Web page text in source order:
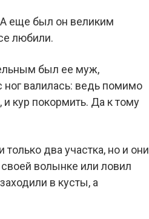
еще был он великим
любили.
был ее муж,
валилась: ведь помимо
кур покормить. Да к тому
два участка, но и они
волынке или ловил
в кусты, а